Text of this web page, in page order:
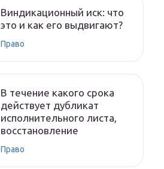
Виндикационный иск: что
это и как его выдвигают?
Право
В течение какого срока
действует дубликат
исполнительного листа,
восстановление
Право